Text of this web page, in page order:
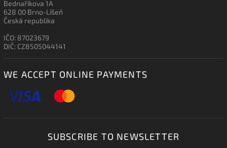
Bednaříkova 1A
628 00 Brno-Líšeň
Česká republika
IČO: 87023679
DIČ: CZ8505044141
WE ACCEPT ONLINE PAYMENTS
SUBSCRIBE TO NEWSLETTER